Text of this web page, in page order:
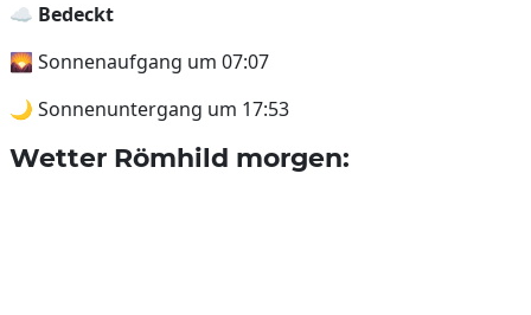
☁️ Bedeckt
🌄 Sonnenaufgang um 07:07
🌙 Sonnenuntergang um 17:53
Wetter Römhild morgen: